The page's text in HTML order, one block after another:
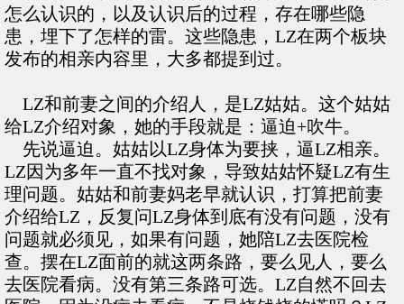
怎么认识的，以及认识后的过程，存在哪些隐
患，埋下了怎样的雷。这些隐患，LZ在两个板块
发布的相亲内容里，大多都提到过。
LZ和前妻之间的介绍人，是LZ姑姑。这个姑姑
给LZ介绍对象，她的手段就是：逼迫+吹牛。
先说逼迫。姑姑以LZ身体为要挟，逼LZ相亲。
LZ因为多年一直不找对象，导致姑姑怀疑LZ有生
理问题。姑姑和前妻妈老早就认识，打算把前妻
介绍给LZ，反复问LZ身体到底有没有问题，没有
问题就必须见，如果有问题，她陪LZ去医院检
查。摆在LZ面前的就这两条路，要么见人，要么
去医院看病。没有第三条路可选。LZ自然不回去